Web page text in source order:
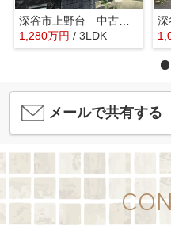
深谷市上野台 中古戸建
1,280万円 / 3LDK
メールで共有する